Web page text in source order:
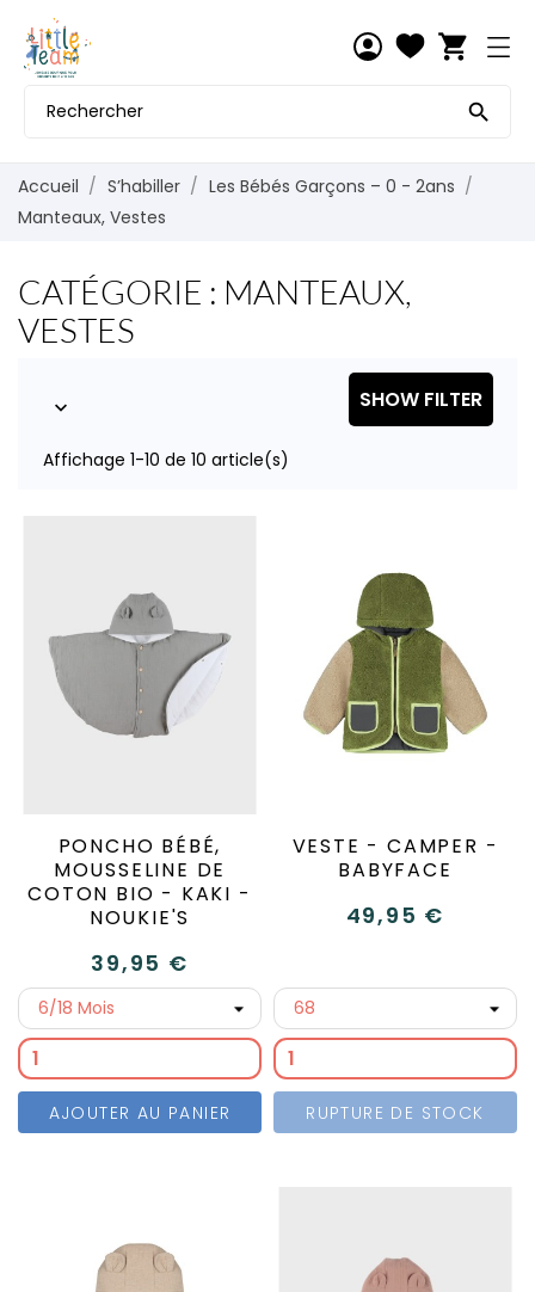
shopping_cart

Accueil S’habiller
Les Bébés Garçons – 0 - 2ans
Manteaux, Vestes
CATÉGORIE : MANTEAUX,
VESTES
 SHOW FILTER
Affichage 1-10 de 10 article(s)
PONCHO BÉBÉ,
MOUSSELINE DE
COTON BIO - KAKI -
NOUKIE'S
39,95 €
AJOUTER AU PANIER
VESTE - CAMPER -
BABYFACE
49,95 €
RUPTURE DE STOCK